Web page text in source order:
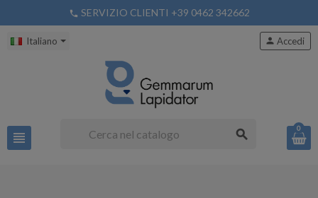
phone SERVIZIO CLIENTI +39 0462 342662
Italiano
view_headline search
person Accedi
0